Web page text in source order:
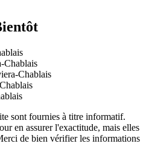
Chablais
Chablais
sont fournies à titre informatif.
en assurer l'exactitude, mais elles
de bien vérifier les informations